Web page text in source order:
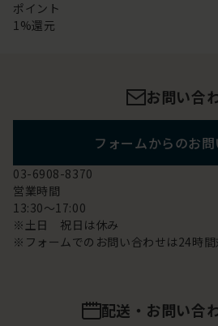
ポイント
1%還元
お問い合
フォームからのお
03-6908-8370
営業時間
13:30～17:00
※土日 祝日は休み
※フォームでのお問い合わせは24時間
配送・お問い合